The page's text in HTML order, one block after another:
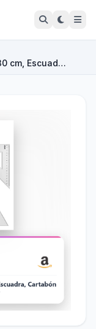
cm, Escuad…